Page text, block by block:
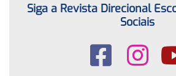
Siga a Revista Direcional
Sociais